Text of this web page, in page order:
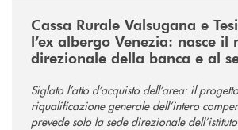
Cassa Rurale Valsugana e
l’ex albergo Venezia: nasce il
direzionale della banca e al
Siglato l’atto d’acquisto dell’area: il
riqualificazione generale dell’intero
prevede solo la sede direzionale